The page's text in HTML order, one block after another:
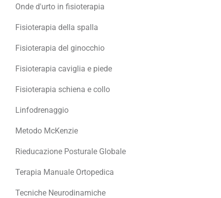
Onde d'urto in fisioterapia
Fisioterapia della spalla
Fisioterapia del ginocchio
Fisioterapia caviglia e piede
Fisioterapia schiena e collo
Linfodrenaggio
Metodo McKenzie
Rieducazione Posturale Globale
Terapia Manuale Ortopedica
Tecniche Neurodinamiche